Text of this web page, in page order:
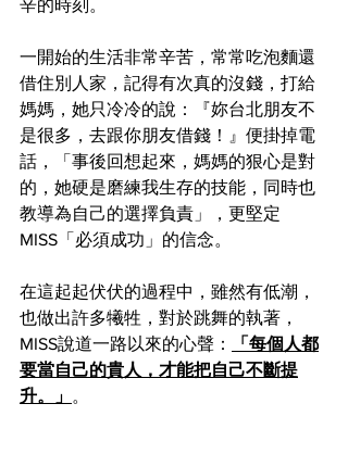
辛的時刻。
一開始的生活非常辛苦，常常吃泡麵還
借住別人家，記得有次真的沒錢，打給
媽媽，她只冷冷的說：『妳台北朋友不
是很多，去跟你朋友借錢！』便掛掉電
話，「事後回想起來，媽媽的狠心是對
的，她硬是磨練我生存的技能，同時也
教導為自己的選擇負責」，更堅定
MISS「必須成功」的信念。
在這起起伏伏的過程中，雖然有低潮，
也做出許多犧牲，對於跳舞的執著，
MISS說道一路以來的心聲：
「每個人都
要當自己的貴人，才能把自己不斷提
升。」 。